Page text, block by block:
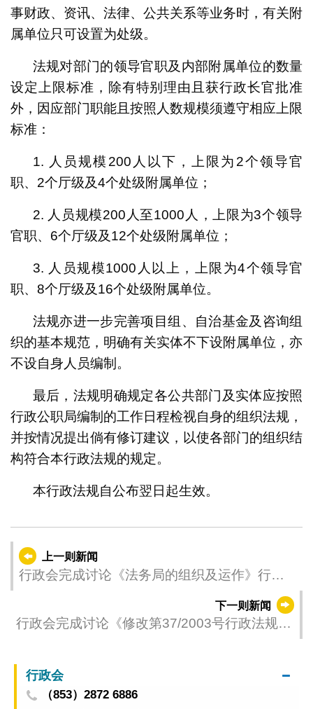
事财政、资讯、法律、公共关系等业务时，有关附
属单位只可设置为处级。
法规对部门的领导官职及内部附属单位的数量
设定上限标准，除有特别理由且获行政长官批准
外，因应部门职能且按照人数规模须遵守相应上限
标准：
1. 人员规模200人以下，上限为2个领导官
职、2个厅级及4个处级附属单位；
2. 人员规模200人至1000人，上限为3个领导
官职、6个厅级及12个处级附属单位；
3. 人员规模1000人以上，上限为4个领导官
职、8个厅级及16个处级附属单位。
法规亦进一步完善项目组、自治基金及咨询组
织的基本规范，明确有关实体不下设附属单位，亦
不设自身人员编制。
最后，法规明确规定各公共部门及实体应按照
行政公职局编制的工作日程检视自身的组织法规，
并按情况提出倘有修订建议，以使各部门的组织结
构符合本行政法规的规定。
本行政法规自公布翌日起生效。
上一则新闻
行政会完成讨论《法务局的组织及运作》行政
下一则新闻
行政会完成讨论《修改第37/2003号行政法规
案
行政会
（853）2872 6886